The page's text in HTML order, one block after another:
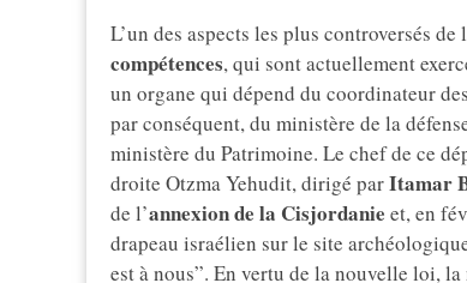
L’un des aspects les plus controversés
compétences, qui sont actuellement
un organe qui dépend du coordinateur
par conséquent, du ministère de la
ministère du Patrimoine. Le chef de ce
droite Otzma Yehudit, dirigé parItamar
de l’annexion de la Cisjordanie et, en
drapeau israélien sur le site
est à nous”. En vertu de la nouvelle loi,